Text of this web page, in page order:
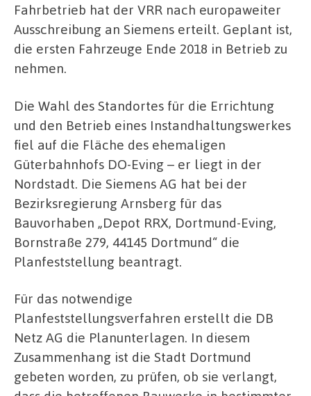
Fahrbetrieb hat der VRR nach europaweiter
Ausschreibung an Siemens erteilt. Geplant ist,
die ersten Fahrzeuge Ende 2018 in Betrieb zu
nehmen.
Die Wahl des Standortes für die Errichtung
und den Betrieb eines Instandhaltungswerkes
fiel auf die Fläche des ehemaligen
Güterbahnhofs DO-Eving – er liegt in der
Nordstadt. Die Siemens AG hat bei der
Bezirksregierung Arnsberg für das
Bauvorhaben „Depot RRX, Dortmund-Eving,
Bornstraße 279, 44145 Dortmund“ die
Planfeststellung beantragt.
Für das notwendige
Planfeststellungsverfahren erstellt die DB
Netz AG die Planunterlagen. In diesem
Zusammenhang ist die Stadt Dortmund
gebeten worden, zu prüfen, ob sie verlangt,